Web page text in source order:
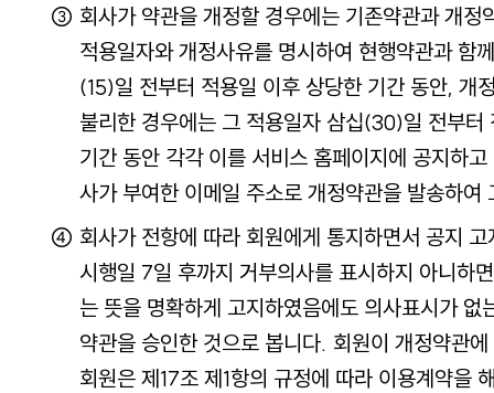
회사가 약관을 개정할 경우에는 기존약관과 개정
적용일자와 개정사유를 명시하여 현행약관과 함
(15)일 전부터 적용일 이후 상당한 기간 동안, 개
불리한 경우에는 그 적용일자 삼십(30)일 전부터
기간 동안 각각 이를 서비스 홈페이지에 공지하
사가 부여한 이메일 주소로 개정약관을 발송하여
회사가 전항에 따라 회원에게 통지하면서 공지
시행일 7일 후까지 거부의사를 표시하지 아니하
는 뜻을 명확하게 고지하였음에도 의사표시가 없
약관을 승인한 것으로 봅니다. 회원이 개정약관
회원은 제17조 제1항의 규정에 따라 이용계약을